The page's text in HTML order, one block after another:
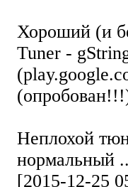
Хороший (и
Tuner -
Неплохой
нормальный
[2015-12-25